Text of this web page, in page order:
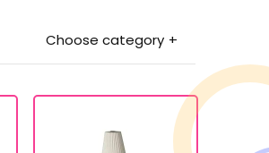
Choose category